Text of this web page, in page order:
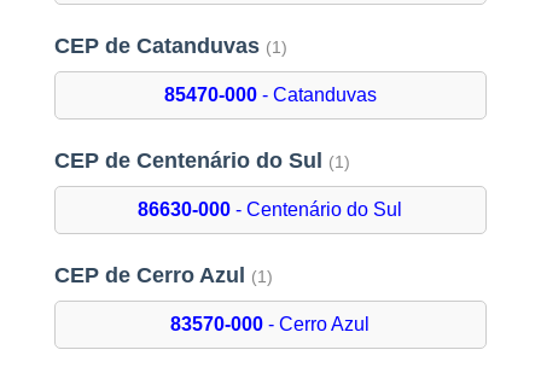
CEP de Catanduvas (1)
85470-000- Catanduvas
CEP de Centenário do Sul (1)
86630-000 - Centenário do Sul
CEP de Cerro Azul (1)
83570-000 - Cerro Azul